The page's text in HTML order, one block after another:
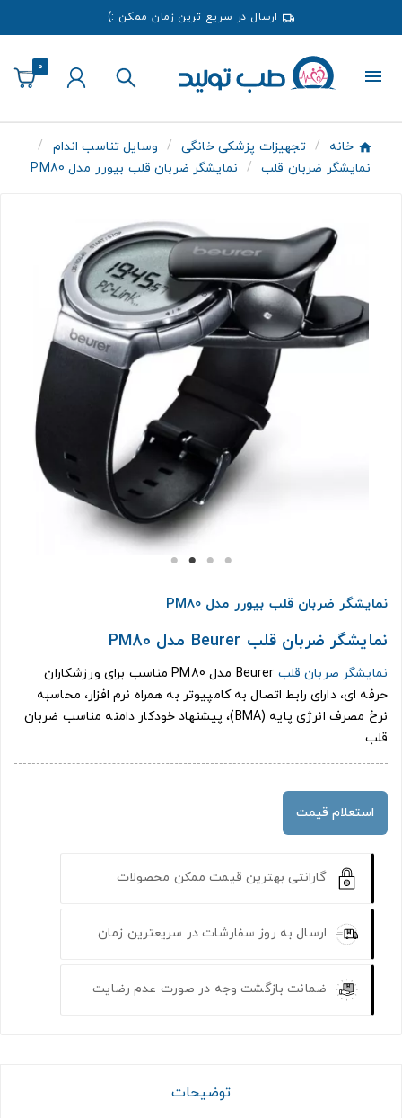
ارسال در سریع ترین زمان ممکن :)
0
خانه تجهیزات پزشکی خانگی
وسایل تناسب اندام
نمایشگر ضربان قلب
نمایشگر ضربان قلب بیورر مدل PM80
نمایشگر ضربان قلب بیورر مدل PM80
نمایشگر ضربان قلب Beurer مدل PM80
نمایشگر ضربان قلب
Beurer مدل PM80 مناسب برای ورزشکاران
حرفه ای، دارای رابط اتصال به کامپیوتر به همراه نرم افزار، محاسبه
نرخ مصرف انرژی پایه (BMA)، پیشنهاد خودکار دامنه مناسب ضربان
قلب.
استعلام قیمت
گارانتی بهترین قیمت ممکن محصولات
ارسال به روز سفارشات در سریعترین زمان
ضمانت بازگشت وجه در صورت عدم رضایت
توضیحات